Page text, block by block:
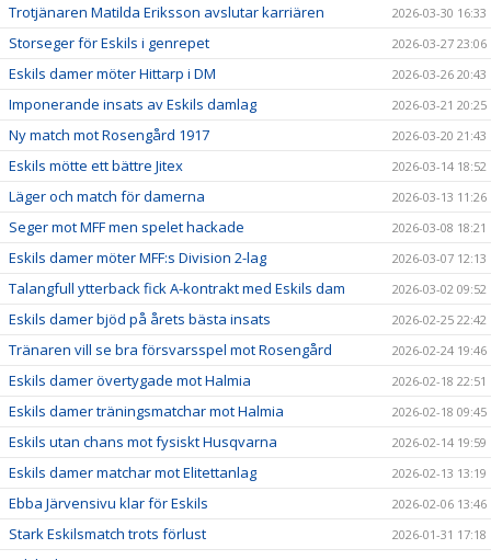
Trotjänaren Matilda Eriksson avslutar karriären 2026-03-30 16:33
Storseger för Eskils i genrepet 2026-03-27 23:06
Eskils damer möter Hittarp i DM 2026-03-26 20:43
Imponerande insats av Eskils damlag 2026-03-21 20:25
Ny match mot Rosengård 1917 2026-03-20 21:43
Eskils mötte ett bättre Jitex 2026-03-14 18:52
Läger och match för damerna 2026-03-13 11:26
Seger mot MFF men spelet hackade 2026-03-08 18:21
Eskils damer möter MFF:s Division 2-lag 2026-03-07 12:13
Talangfull ytterback fick A-kontrakt med Eskils dam 2026-03-02 09:52
Eskils damer bjöd på årets bästa insats 2026-02-25 22:42
Tränaren vill se bra försvarsspel mot Rosengård 2026-02-24 19:46
Eskils damer övertygade mot Halmia 2026-02-18 22:51
Eskils damer träningsmatchar mot Halmia 2026-02-18 09:45
Eskils utan chans mot fysiskt Husqvarna 2026-02-14 19:59
Eskils damer matchar mot Elitettanlag 2026-02-13 13:19
Ebba Järvensivu klar för Eskils 2026-02-06 13:46
Stark Eskilsmatch trots förlust 2026-01-31 17:18